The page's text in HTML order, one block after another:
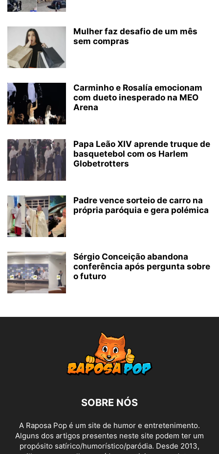
Mulher faz desafio de um mês
sem compras
Carminho e Rosalía emocionam
com dueto inesperado na MEO
Arena
Papa Leão XIV aprende truque de
basquetebol com os Harlem
Globetrotters
Padre vence sorteio de carro na
própria paróquia e gera polémica
Sérgio Conceição abandona
conferência após pergunta sobre
o futuro
SOBRE NÓS
A Raposa Pop é um site de humor e entretenimento.
Alguns dos artigos presentes neste site podem ter um
propósito satírico/humorístico/paródia. Desde 2013,